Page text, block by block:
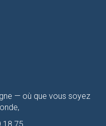
— où que vous soyez